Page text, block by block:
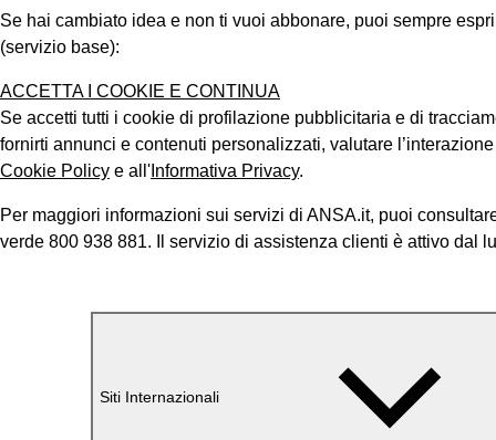
Se hai cambiato idea e non ti vuoi abbonare, puoi sempre
(servizio base):
ACCETTA I COOKIE E CONTINUA
Se accetti tutti i cookie di profilazione pubblicitaria e di
fornirti annunci e contenuti personalizzati, valutare
Cookie Policy e all' Informativa Privacy.
Per maggiori informazioni sui servizi di ANSA.it, puoi
verde 800 938 881. Il servizio di assistenza clienti è attivo dal
Siti Internazionali